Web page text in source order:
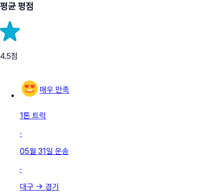
평균 평점
4.5점
매우 만족
1톤 트럭
·
05월 31일 운송
·
대구 → 경기